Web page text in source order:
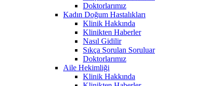
Doktorlarımız
Kadın Doğum Hastalıkları
Klinik Hakkında
Klinikten Haberler
Nasıl Gidilir
Sıkça Sorulan Soruluar
Doktorlarımız
Aile Hekimliği
Klinik Hakkında